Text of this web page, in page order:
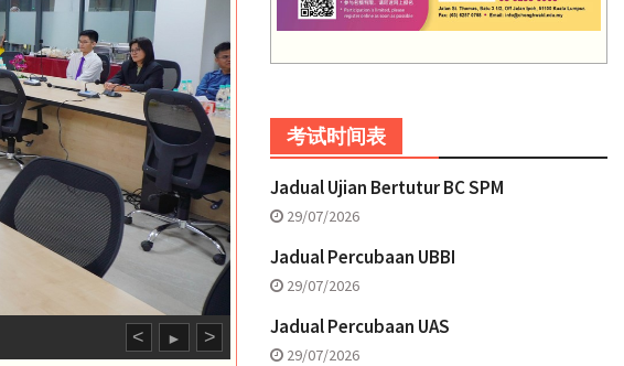
< ► >
考试时间表
Jadual Ujian Bertutur BC SPM
29/07/2026
Jadual Percubaan UBBI
29/07/2026
Jadual Percubaan UAS
29/07/2026